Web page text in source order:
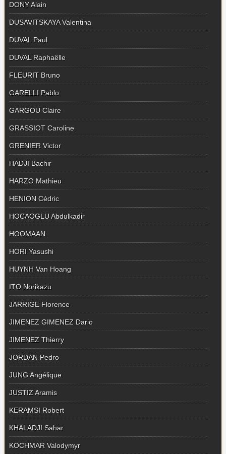
DONY Alain
DUSAVITSKAYA Valentina
DUVAL Paul
DUVAL Raphaëlle
FLEURIT Bruno
GARELLI Pablo
GARGOU Claire
GRASSIOT Caroline
GRENIER Victor
HADJI Bachir
HARZO Mathieu
HENION Cédric
HOCAOGLU Abdulkadir
HOOMAAN
HORI Yasushi
HUYNH Van Hoang
ITO Norikazu
JARRIGE Florence
JIMENEZ GIMENEZ Dario
JIMENEZ Thierry
JORDAN Pedro
JUNG Angélique
JUSTIZ Aramis
KERAMSI Robert
KHALADJI Sahar
KOCHMAR Valodymyr